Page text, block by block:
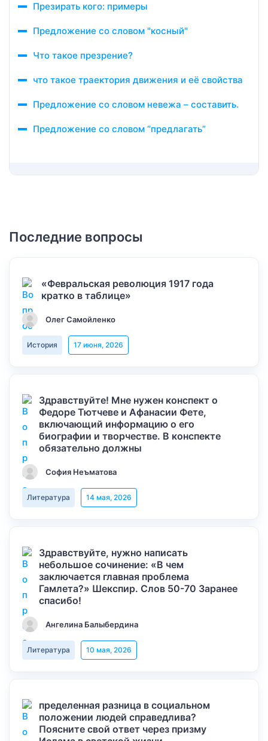
Презирать кого: примеры
Предложение со словом "косный"
Что такое презрение?
что такое траектория движения и её свойства
Предложение со словом невежа – составить.
Предложение со словом “предлагать”
Последние вопросы
«Февральская революция 1917 года
кратко в таблице»
Олег Самойленко
История 17 июня, 2026
Здравствуйте! Мне нужен конспект о
Федоре Тютчеве и Афанасии Фете,
включающий информацию о его
биографии и творчестве. В конспекте
обязательно должны
София Неъматова
Литература 14 мая, 2026
Здравствуйте, нужно написать
небольшое сочинение: «В чем
заключается главная проблема
Гамлета?» Шекспир. Слов 50-70 Заранее
спасибо!
Ангелина Балыбердина
Литература 10 мая, 2026
пределенная разница в социальном
положении людей справедлива?
Поясните свой ответ через призму